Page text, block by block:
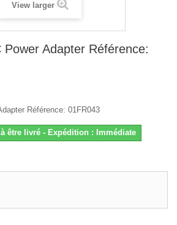
View larger
Power Adapter Référence:
Référence: 01FR043
être livré - Expédition : Immédiate